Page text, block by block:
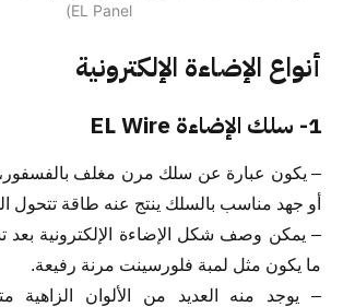
EL Panel)
أنواع الإضاءة الإلكترونية
1- سلك الإضاءة EL Wire
– يكون عبارة عن سلك مرن مغلف بالفسفور،
أو جهد مناسب بالسلك ينتج عنه طاقة تتحول
– يمكن وصف شكل الإضاءة الإلكترونية بعد
ما يكون مثل لمبة فلورسينت مرنة رفيعة.
– يوجد منه العديد من الألوان الزاهية